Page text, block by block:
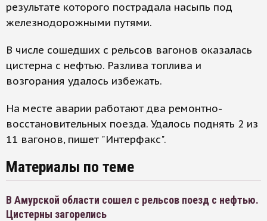
результате которого пострадала насыпь под
железнодорожными путями.
В числе сошедших с рельсов вагонов оказалась
цистерна с нефтью. Разлива топлива и
возгорания удалось избежать.
На месте аварии работают два ремонтно-
восстановительных поезда. Удалось поднять 2 из
11 вагонов, пишет "Интерфакс".
Материалы по теме
В Амурской области сошел с рельсов поезд с нефтью.
Цистерны загорелись